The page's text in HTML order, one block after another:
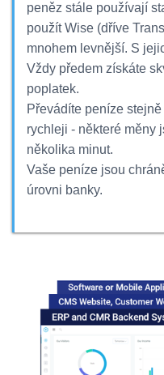
peněz stále používají
použít Wise (dříve
mnohem levnější. S
Vždy předem získáte
poplatek.
Převádíte peníze
rychleji - některé měny
několika minut.
Vaše peníze jsou
úrovni banky.